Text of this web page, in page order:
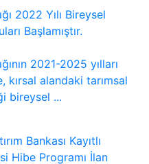
2022 Yılı Bireysel
Başlamıştır.
2021-2025 yılları
alandaki tarımsal
bireysel ...
Bankası Kayıtlı
Hibe Programı İlan